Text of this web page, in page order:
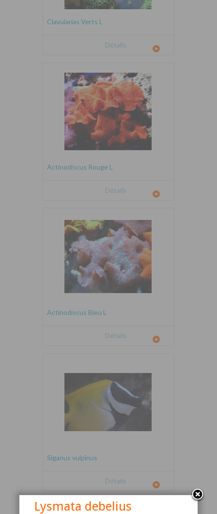
Clavularias Verts L
Détails
Actinodiscus Rouge L
Détails
Actinodiscus Bleu L
Détails
Siganus vulpinus
Détails
Lysmata debelius